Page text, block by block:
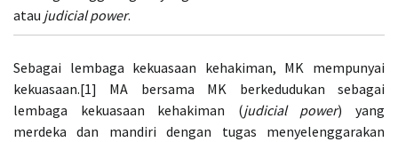
atau judicial power.
Sebagai lembaga kekuasaan kehakiman, MK mempunyai
kekuasaan.[1] MA bersama MK berkedudukan sebagai
lembaga kekuasaan kehakiman (judicial power) yang
merdeka dan mandiri dengan tugas menyelenggarakan